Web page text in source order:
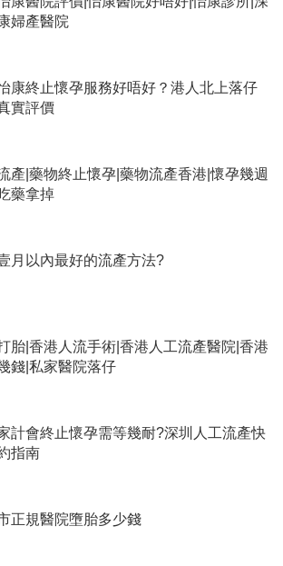
婦產醫院
康終止懷孕服務好唔好？港人北上落仔
實評價
產|藥物終止懷孕|藥物流產香港|懷孕幾週
藥拿掉
月以內最好的流產方法?
胎|香港人流手術|香港人工流產醫院|香港
錢|私家醫院落仔
計會終止懷孕需等幾耐?深圳人工流產快
指南
正規醫院墮胎多少錢